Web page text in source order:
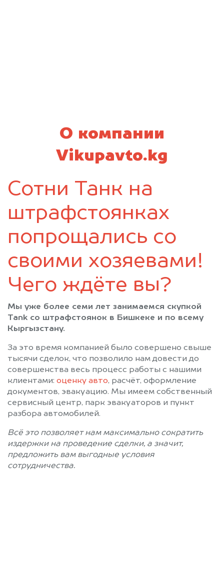
О компании
Vikupavto.kg
Сотни Танк на
штрафстоянках
попрощались со
своими хозяевами!
Чего ждёте вы?
Мы уже более семи лет занимаемся скупкой
Tank со штрафстоянок в Бишкеке и по всему
Кыргызстану.
За это время компанией было совершено свыше
тысячи сделок, что позволило нам довести до
совершенства весь процесс работы с нашими
клиентами: оценку авто, расчёт, оформление
документов, эвакуацию. Мы имеем собственный
сервисный центр, парк эвакуаторов и пункт
разбора автомобилей.
Всё это позволяет нам максимально сократить
издержки на проведение сделки, а значит,
предложить вам выгодные условия
сотрудничества.